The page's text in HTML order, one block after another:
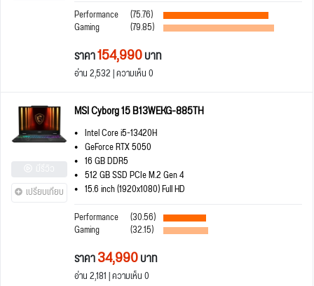
Performance
(75.76)
Gaming (79.85)
ราคา154,990บาท
อ่าน 2,532 | ความเห็น 0
เปรียบเทียบ
MSI Cyborg 15 B13WEKG-885TH
Intel Core i5-13420H
GeForce RTX 5050
16 GB DDR5
512 GB SSD PCIe M.2 Gen 4
15.6 inch (1920x1080) Full HD
Performance
(30.56)
Gaming (32.15)
ราคา34,990บาท
อ่าน 2,181 | ความเห็น 0